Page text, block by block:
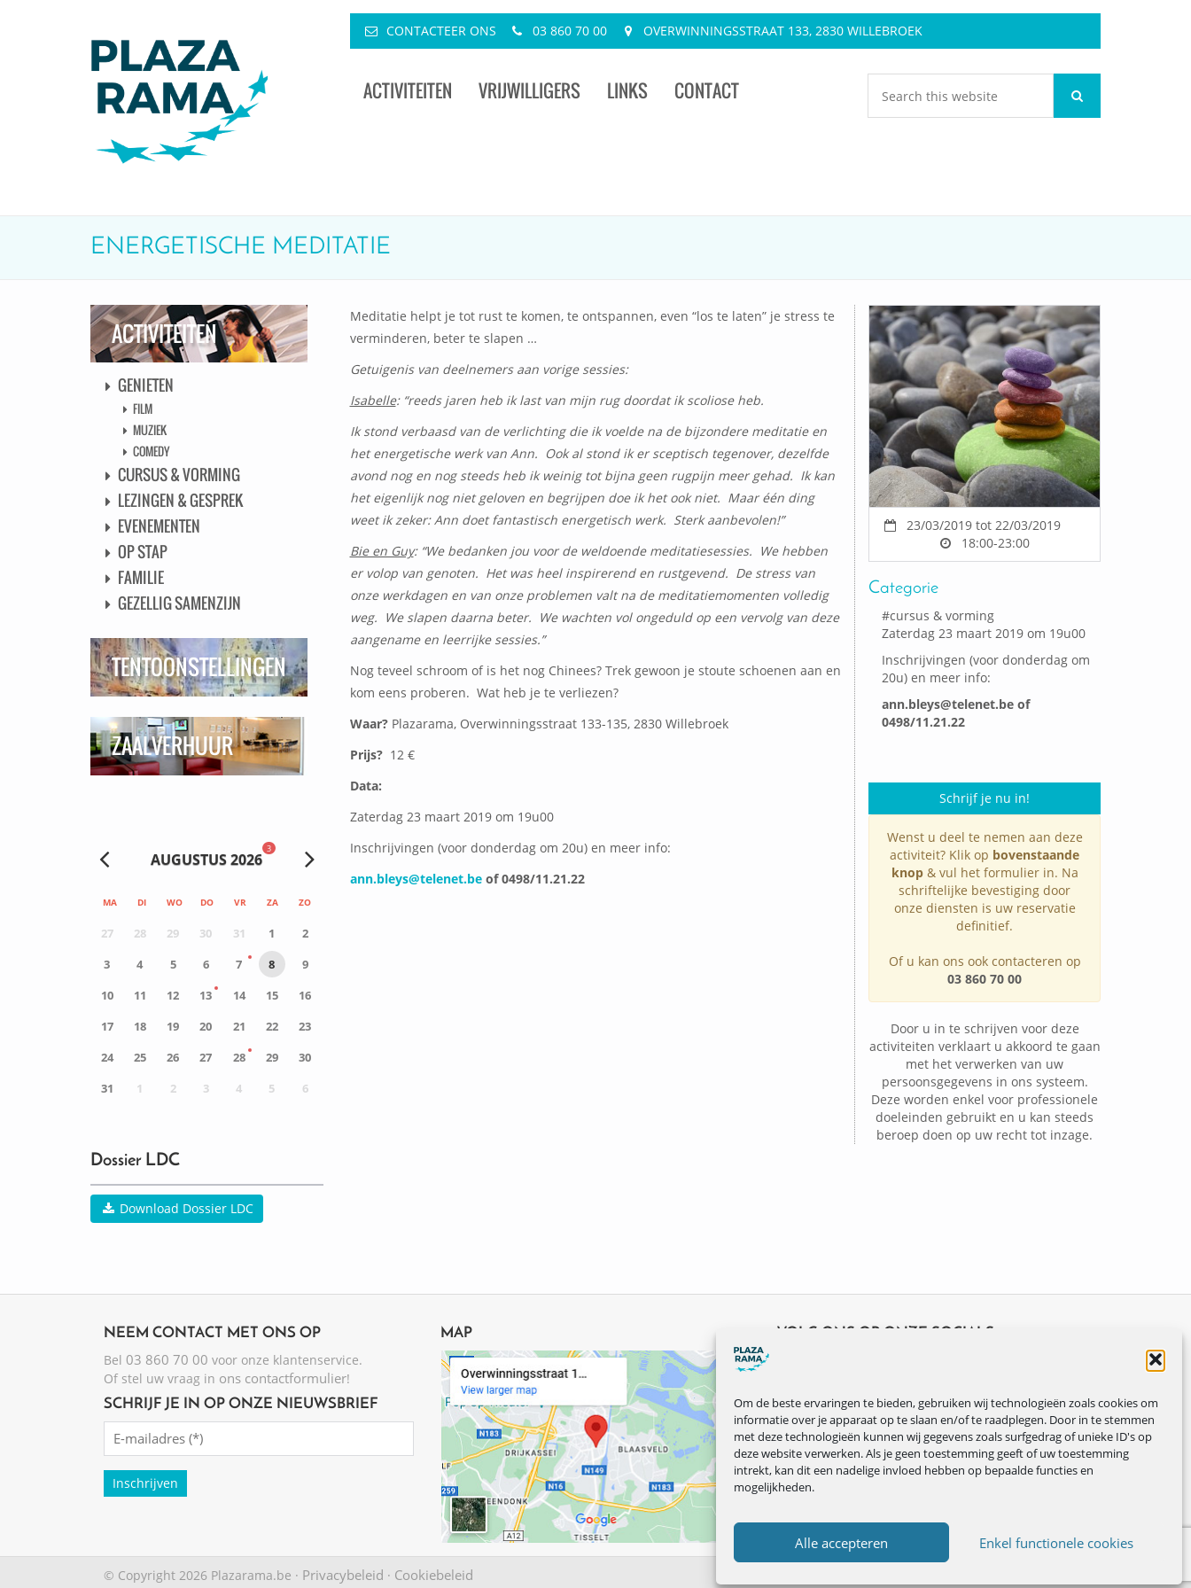
Om de beste ervaringen te bieden, gebruiken wij technologieën zoals cookies om
informatie over je apparaat op te slaan en/of te raadplegen. Door in te stemmen
met deze technologieën kunnen wij gegevens zoals surfgedrag of unieke ID's op
deze website verwerken. Als je geen toestemming geeft of uw toestemming
intrekt, kan dit een nadelige invloed hebben op bepaalde functies en
mogelijkheden.
Alle accepteren Enkel functionele cookies
CONTACTEER ONS 03 860 70 00 OVERWINNINGSSTRAAT 133, 2830 WILLEBROEK
ACTIVITEITEN VRIJWILLIGERS LINKS CONTACT
ENERGETISCHE MEDITATIE
ACTIVITEITEN
GENIETEN
FILM
MUZIEK
COMEDY
CURSUS & VORMING
LEZINGEN & GESPREK
EVENEMENTEN
OP STAP
FAMILIE
GEZELLIG SAMENZIJN
TENTOONSTELLINGEN
ZAALVERHUUR
AUGUSTUS 2026
3
MA DI WO DO VR ZA ZO
27 28 29 30 31 1
2
3
4 5 6 7 8
9
10
11 12 13 14 15
16
17
18 19 20 21 22
23
24
25 26 27 28 29
30
31
1 2 3 4 5 6
Dossier LDC
Download Dossier LDC
Meditatie helpt je tot rust te komen, te ontspannen, even “los te laten” je stress te
verminderen, beter te slapen …
Getuigenis van deelnemers aan vorige sessies:
Isabelle: “reeds jaren heb ik last van mijn rug doordat ik scoliose heb.
Ik stond verbaasd van de verlichting die ik voelde na de bijzondere meditatie en
het energetische werk van Ann. Ook al stond ik er sceptisch tegenover, dezelfde
avond nog en nog steeds heb ik weinig tot bijna geen rugpijn meer gehad. Ik kan
het eigenlijk nog niet geloven en begrijpen doe ik het ook niet. Maar één ding
weet ik zeker: Ann doet fantastisch energetisch werk. Sterk aanbevolen!”
Bie en Guy: “We bedanken jou voor de weldoende meditatiesessies. We hebben
er volop van genoten. Het was heel inspirerend en rustgevend. De stress van
onze werkdagen en van onze problemen valt na de meditatiemomenten volledig
weg. We slapen daarna beter. We wachten vol ongeduld op een vervolg van deze
aangename en leerrijke sessies.”
Nog teveel schroom of is het nog Chinees? Trek gewoon je stoute schoenen aan en
kom eens proberen. Wat heb je te verliezen?
Waar?Plazarama, Overwinningsstraat 133-135, 2830 Willebroek
Prijs?12 €
Data:
Zaterdag 23 maart 2019 om 19u00
Inschrijvingen (voor donderdag om 20u) en meer info:
ann.bleys@telenet.beof 0498/11.21.22
23/03/2019 tot 22/03/2019
18:00-23:00
Categorie
#cursus & vorming
Zaterdag 23 maart 2019 om 19u00
Inschrijvingen (voor donderdag om
20u) en meer info:
ann.bleys@telenet.be of
0498/11.21.22
Schrijf je nu in!
Wenst u deel te nemen aan deze
activiteit? Klik op bovenstaande
knop& vul het formulier in. Na
schriftelijke bevestiging door
onze diensten is uw reservatie
definitief.
Of u kan ons ook contacteren op
03 860 70 00
Door u in te schrijven voor deze
activiteiten verklaart u akkoord te gaan
met het verwerken van uw
persoonsgegevens in ons systeem.
Deze worden enkel voor professionele
doeleinden gebruikt en u kan steeds
beroep doen op uw recht tot inzage.
NEEM CONTACT MET ONS OP
Bel 03 860 70 00 voor onze klantenservice.
Of stel uw vraag in ons contactformulier!
SCHRIJF JE IN OP ONZE NIEUWSBRIEF
Emailadres
MAP VOLG ONS OP ONZE SOCIALS
© Copyright 2026 Plazarama.be · Privacybeleid · Cookiebeleid